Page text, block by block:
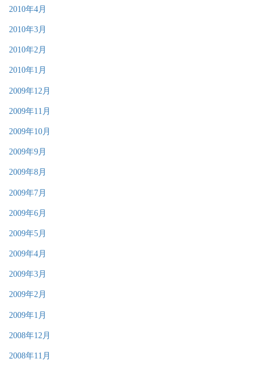
2010年4月
2010年3月
2010年2月
2010年1月
2009年12月
2009年11月
2009年10月
2009年9月
2009年8月
2009年7月
2009年6月
2009年5月
2009年4月
2009年3月
2009年2月
2009年1月
2008年12月
2008年11月